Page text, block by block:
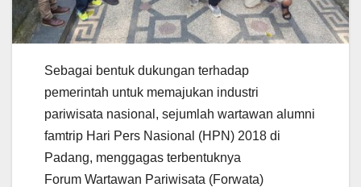
Sebagai bentuk dukungan terhadap
pemerintah untuk memajukan industri
pariwisata nasional, sejumlah wartawan alumni
famtrip Hari Pers Nasional (HPN) 2018 di
Padang, menggagas terbentuknya
Forum Wartawan Pariwisata (Forwata)